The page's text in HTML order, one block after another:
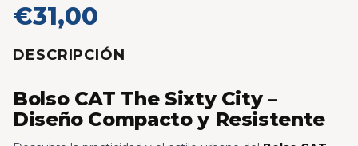
€31,00
DESCRIPCIÓN
Bolso CAT The Sixty City –
Diseño Compacto y Resistente